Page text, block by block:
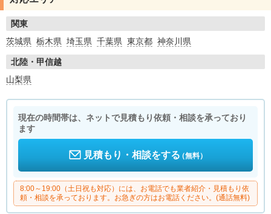
関東
茨城県 栃木県 埼玉県 千葉県 東京都 神奈川県
北陸・甲信越
山梨県
現在の時間帯は、ネットで見積もり依頼・相談を承っており
ます
見積もり・相談をする（無料）
8:00～19:00（土日祝も対応）には、お電話でも業者紹介・見積もり依
頼・相談を承っております。お急ぎの方はお電話ください。(通話無料)